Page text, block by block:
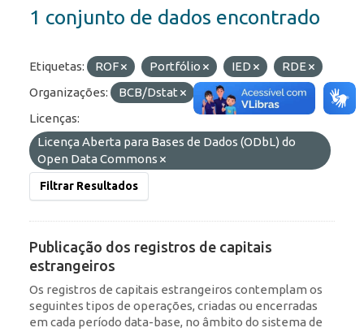
1 conjunto de dados encontrado
Etiquetas: ROF Portfólio IED
RDE
Organizações:
BCB/Dstat Formatos:
API
Licenças:
Licença Aberta para Bases de Dados (ODbL) do
Open Data Commons
Filtrar Resultados
Publicação dos registros de capitais
estrangeiros
Os registros de capitais estrangeiros contemplam os
seguintes tipos de operações, criadas ou encerradas
em cada período data-base, no âmbito do sistema de